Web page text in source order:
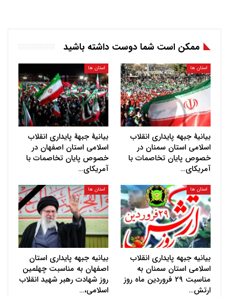
ممکن است شما دوست داشته باشید
استان ها
بیانیهٔ جبهه پایداری انقلاب
اسلامی استان سمنان در
خصوص پایان تخاصمات با
آمریکای…
استان ها
بیانیهٔ جبههٔ پایداری انقلاب
اسلامی استان اصفهان در
خصوص پایان تخاصمات با
آمریکای…
استان ها
بیانیه جبهه پایداری انقلاب
اسلامی استان سمنان به
مناسبت ۲۹ فروردین ماه روز
ارتش…
استان ها
بیانیه جبهه پایداری استان
اصفهان به مناسبت چهلمین
روز شهادت رهبر شهید انقلاب
اسلامی،…